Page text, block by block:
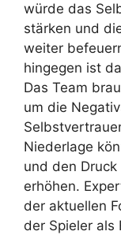
würde das
stärken und
weiter
hingegen ist
Das Team
um die
Niederlage
und den
erhöhen.
der aktuellen
der Spieler als